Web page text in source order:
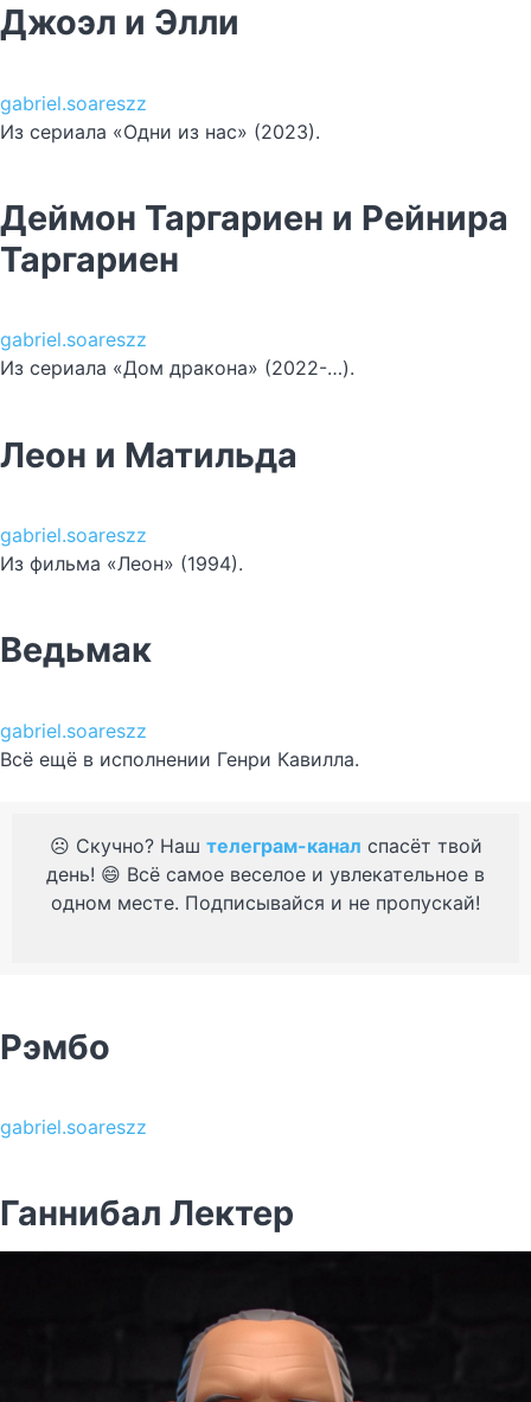
Джоэл и Элли
gabriel.soareszz
Из сериала «Одни из нас» (2023).
Деймон Таргариен и Рейнира
Таргариен
gabriel.soareszz
Из сериала «Дом дракона» (2022-…).
Леон и Матильда
gabriel.soareszz
Из фильма «Леон» (1994).
Ведьмак
gabriel.soareszz
Всё ещё в исполнении Генри Кавилла.
☹️ Скучно? Наш телеграм-канал спасёт твой
день! 😄 Всё самое веселое и увлекательное в
одном месте. Подписывайся и не пропускай!
Рэмбо
gabriel.soareszz
Ганнибал Лектер